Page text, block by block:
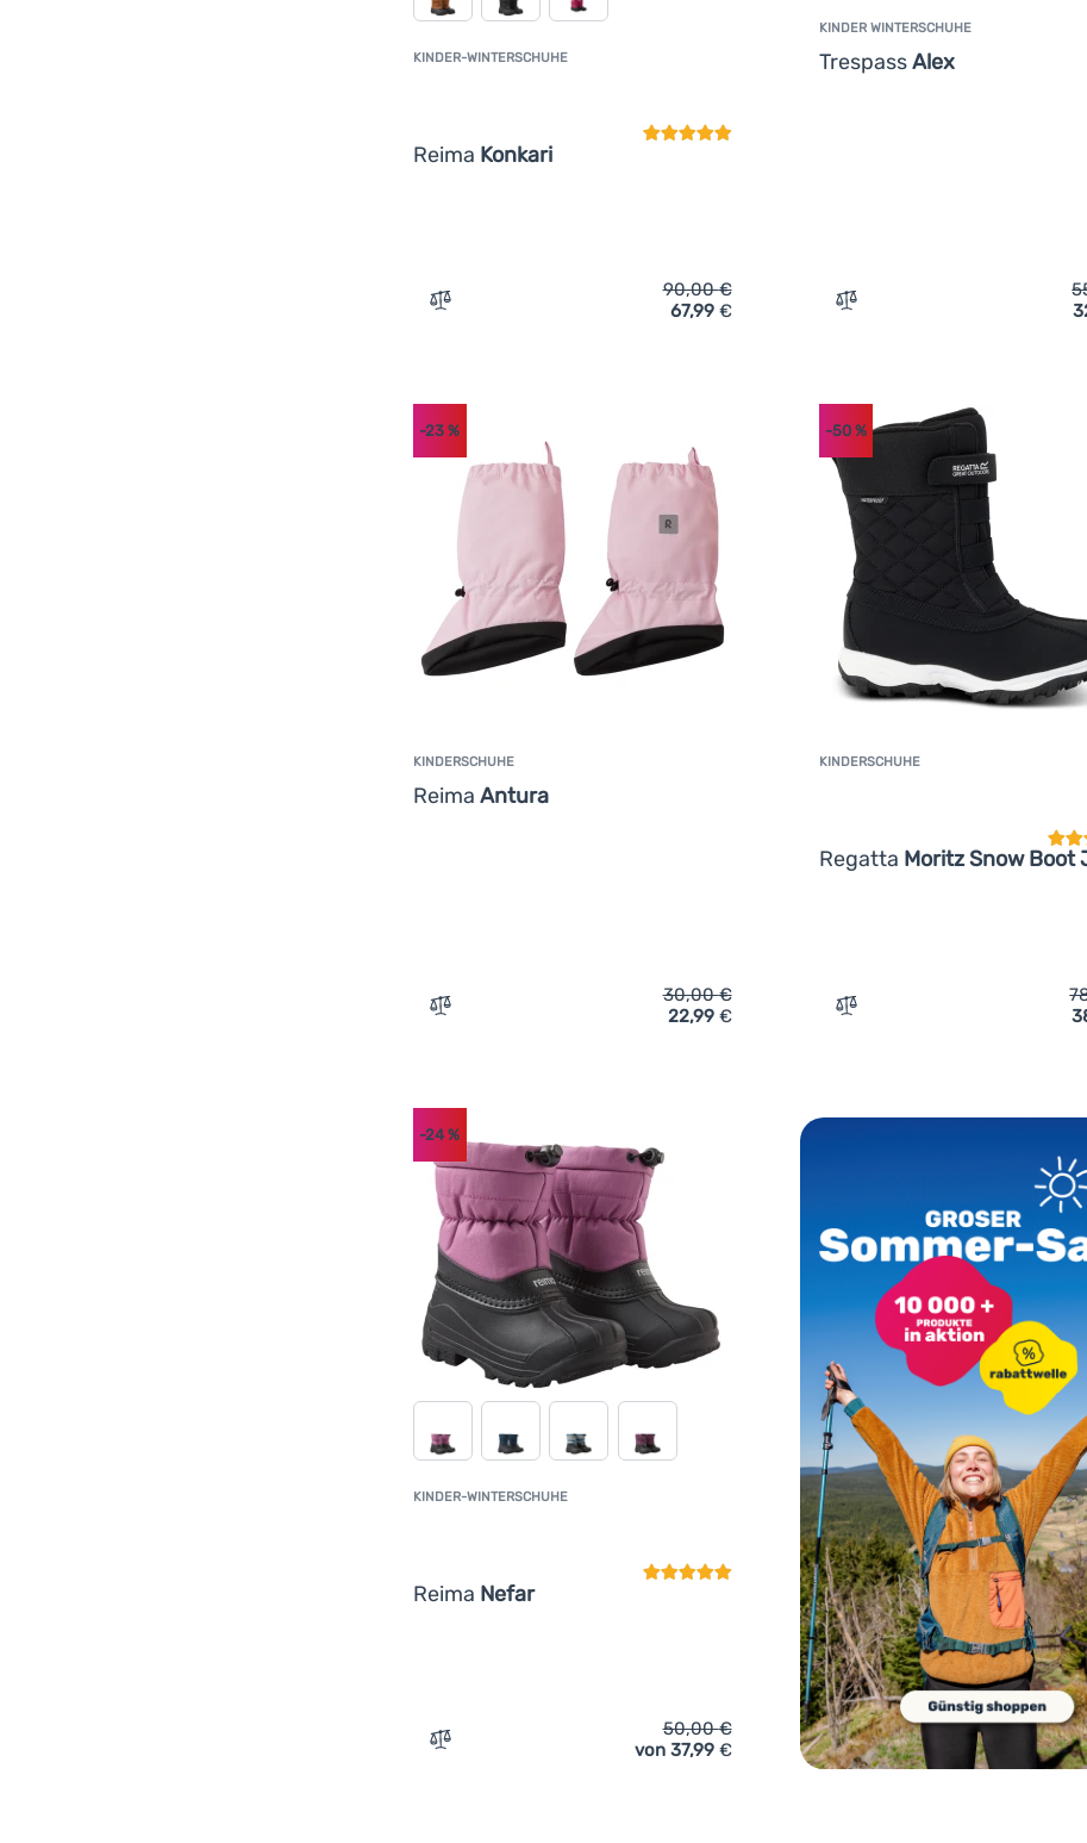
KINDER-WINTERSCHUHE
Reima Konkari
Zum Vergleich 'Kinder-Winterschuhe Reima Konkari' hinzufügen
90,00€
67,99 €
KINDER WINTERSCHUHE
TrespassAlex
Zum Vergleich 'Kinder
KINDERSCHUHE
Reima Antura
-23 %
Zum Vergleich 'Kinderschuhe Reima Antura' hinzufügen
30,00€
22,99 €
KINDERSCHUHE
Regatta Moritz Snow Boot
-50%
Zum Vergleich
KINDER-WINTERSCHUHE
Reima Nefar
-24 %
Zum Vergleich 'Kinder-Winterschuhe Reima Nefar' hinzufügen
50,00€
von 37,99 €